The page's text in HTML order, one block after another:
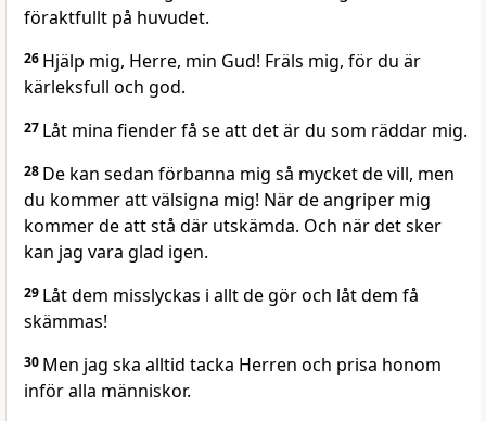
föraktfullt på huvudet.
26 Hjälp mig, Herre, min Gud! Fräls mig, för du är
kärleksfull och god.
27 Låt mina fiender få se att det är du som räddar mig.
28 De kan sedan förbanna mig så mycket de vill, men
du kommer att välsigna mig! När de angriper mig
kommer de att stå där utskämda. Och när det sker
kan jag vara glad igen.
29 Låt dem misslyckas i allt de gör och låt dem få
skämmas!
30 Men jag ska alltid tacka Herren och prisa honom
inför alla människor.